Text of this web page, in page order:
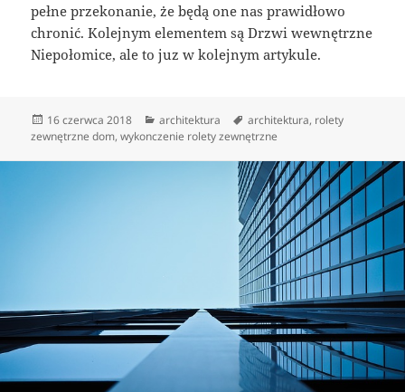
pełne przekonanie, że będą one nas prawidłowo
chronić. Kolejnym elementem są Drzwi wewnętrzne
Niepołomice, ale to juz w kolejnym artykule.
Data
publikacji
16 czerwca 2018 Kategorie
architektura Tagi
architektura, rolety
zewnętrzne dom,wykonczenie rolety zewnętrzne